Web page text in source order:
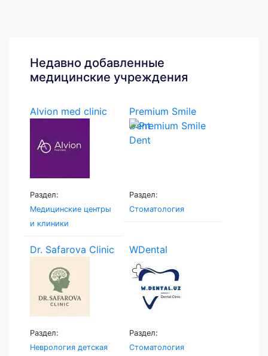
Недавно добавленные
медицинские учреждения
Alvion med clinic
Раздел:
Медицинские центры
и клиники
Premium Smile
Dent
Раздел:
Стоматология
Dr. Safarova Clinic
Раздел:
Неврология детская
WDental
Раздел:
Стоматология